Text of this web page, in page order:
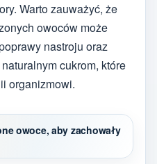
Warto zauważyć, że
owoców może
nastroju oraz
cukrom, które
organizmowi.
owoce, aby zachowały